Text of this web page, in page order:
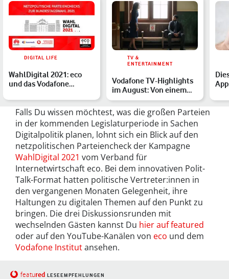
DIGITAL LIFE
WahlDigital 2021: eco
und das Vodafone
e…
TV &
ENTERTAINMENT
Vodafone TV-Highlights
im August: Von einem
Serienevent bis zum n…
Falls Du wissen möchtest, was die großen Parteien
in der kommenden Legislaturperiode in Sachen
Digitalpolitik planen, lohnt sich ein Blick auf den
netzpolitischen Parteiencheck der Kampagne
WahlDigital 2021 vom Verband für
Internetwirtschaft eco. Bei dem innovativen Polit-
Talk-Format hatten politische Vertreter:innen in
den vergangenen Monaten Gelegenheit, ihre
Haltungen zu digitalen Themen auf den Punkt zu
bringen. Die drei Diskussionsrunden mit
wechselnden Gästen kannst Du hier auf featured
oder auf den YouTube-Kanälen von eco und dem
Vodafone Institutansehen.
featured LESEEMPFEHLUNGEN